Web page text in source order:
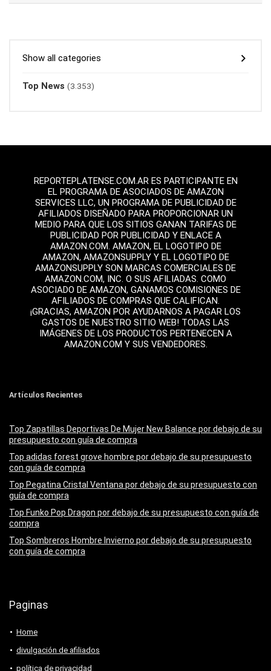
Show all categories
Top News (3.353)
REPORTEPLATENSE.COM.AR ES PARTICIPANTE EN
EL PROGRAMA DE ASOCIADOS DE AMAZON
SERVICES LLC, UN PROGRAMA DE PUBLICIDAD DE
AFILIADOS DISEÑADO PARA PROPORCIONAR UN
MEDIO PARA QUE LOS SITIOS GANAN TARIFAS DE
PUBLICIDAD POR PUBLICIDAD Y ENLACE A
AMAZON.COM. AMAZON, EL LOGOTIPO DE
AMAZON, AMAZONSUPPLY Y EL LOGOTIPO DE
AMAZONSUPPLY SON MARCAS COMERCIALES DE
AMAZON.COM, INC. O SUS AFILIADAS. COMO
ASOCIADO DE AMAZON, GANAMOS COMISIONES DE
AFILIADOS DE COMPRAS QUE CALIFICAN.
¡GRACIAS, AMAZON POR AYUDARNOS A PAGAR LOS
GASTOS DE NUESTRO SITIO WEB! TODAS LAS
IMÁGENES DE LOS PRODUCTOS PERTENECEN A
AMAZON.COM Y SUS VENDEDORES.
Artículos Recientes
Top Zapatillas Deportivas De Mujer New Balance por debajo de su
presupuesto con guía de compra
Top adidas forest grove hombre por debajo de su presupuesto
con guía de compra
Top Pegatina Cristal Ventana por debajo de su presupuesto con
guía de compra
Top Funko Pop Dragon por debajo de su presupuesto con guía de
compra
Top Sombreros Hombre Invierno por debajo de su presupuesto
con guía de compra
Paginas
Home
divulgación de afiliados
política de privacidad